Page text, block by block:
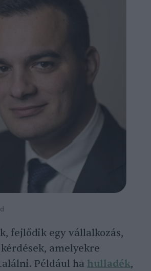
fejlődik egy vállalkozás,
amelyekre
Például ha hulladék,